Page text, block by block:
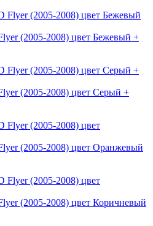
(2005-2008) цвет Бежевый +
(2005-2008) цвет Серый +
(2005-2008) цвет Оранжевый
(2005-2008) цвет Коричневый